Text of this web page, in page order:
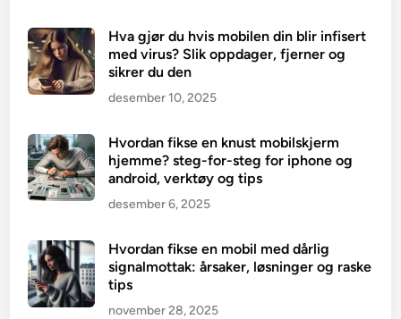
Hva gjør du hvis mobilen din blir infisert
med virus? Slik oppdager, fjerner og
sikrer du den
desember 10, 2025
Hvordan fikse en knust mobilskjerm
hjemme? steg-for-steg for iphone og
android, verktøy og tips
desember 6, 2025
Hvordan fikse en mobil med dårlig
signalmottak: årsaker, løsninger og raske
tips
november 28, 2025